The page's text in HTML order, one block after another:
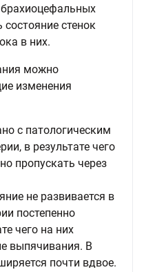
состояние стенок
в них.
можно
изменения
с патологическим
в результате чего
пропускать через
не развивается в
постепенно
чего на них
выпячивания. В
почти вдвое.